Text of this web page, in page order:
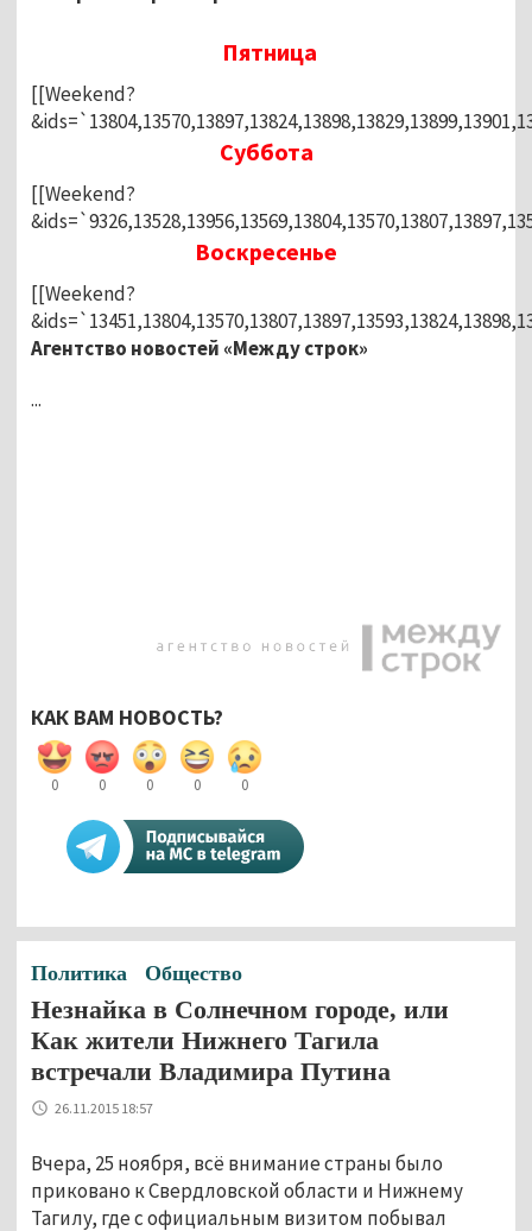
Пятница
[[Weekend?
Суббота
[[Weekend?
Воскресенье
[[Weekend?
Агентство новостей «Между строк»
...
КАК ВАМ НОВОСТЬ?
0 0 0 0 0
Политика Общество
Незнайка в Солнечном городе, или
Как жители Нижнего Тагила
встречали Владимира Путина
26.11.2015 18:57
Вчера, 25 ноября, всё внимание страны было
приковано к Свердловской области и Нижнему
Тагилу, где с официальным визитом побывал